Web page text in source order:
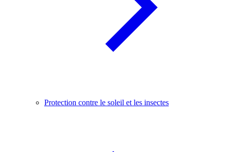
Protection contre le soleil et les insectes